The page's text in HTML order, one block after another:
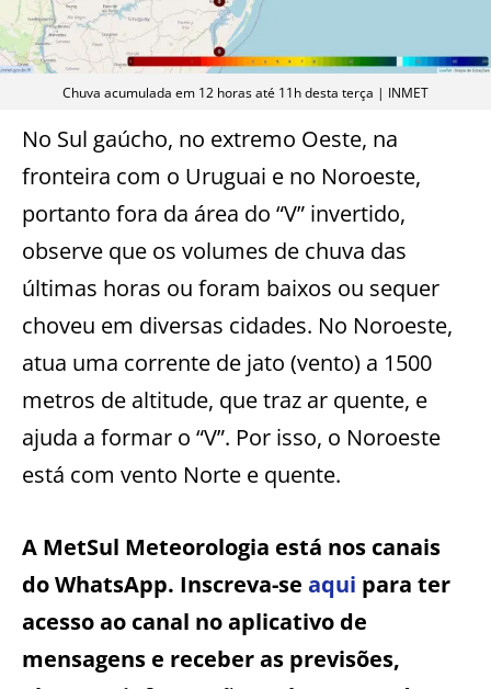
Chuva acumulada em 12 horas até 11h desta terça | INMET
No Sul gaúcho, no extremo Oeste, na
fronteira com o Uruguai e no Noroeste,
portanto fora da área do “V” invertido,
observe que os volumes de chuva das
últimas horas ou foram baixos ou sequer
choveu em diversas cidades. No Noroeste,
atua uma corrente de jato (vento) a 1500
metros de altitude, que traz ar quente, e
ajuda a formar o “V”. Por isso, o Noroeste
está com vento Norte e quente.
A MetSul Meteorologia está nos canais
do WhatsApp. Inscreva-se aqui para ter
acesso ao canal no aplicativo de
mensagens e receber as previsões,